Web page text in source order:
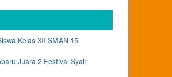
Kelas XII SMAN 15
Juara 2 Festival Syair